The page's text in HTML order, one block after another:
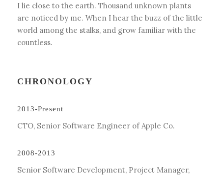
I lie close to the earth. Thousand unknown plants
are noticed by me. When I hear the buzz of the little
world among the stalks, and grow familiar with the
countless.
CHRONOLOGY
2013-Present
CTO, Senior Software Engineer of Apple Co.
2008-2013
Senior Software Development, Project Manager,